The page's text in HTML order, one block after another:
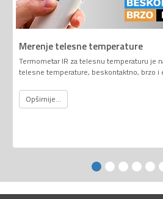
Merenje telesne temperature
Termometar IR za telesnu temperaturu je
telesne temperature, beskontaktno, brzo i
Opširnije...